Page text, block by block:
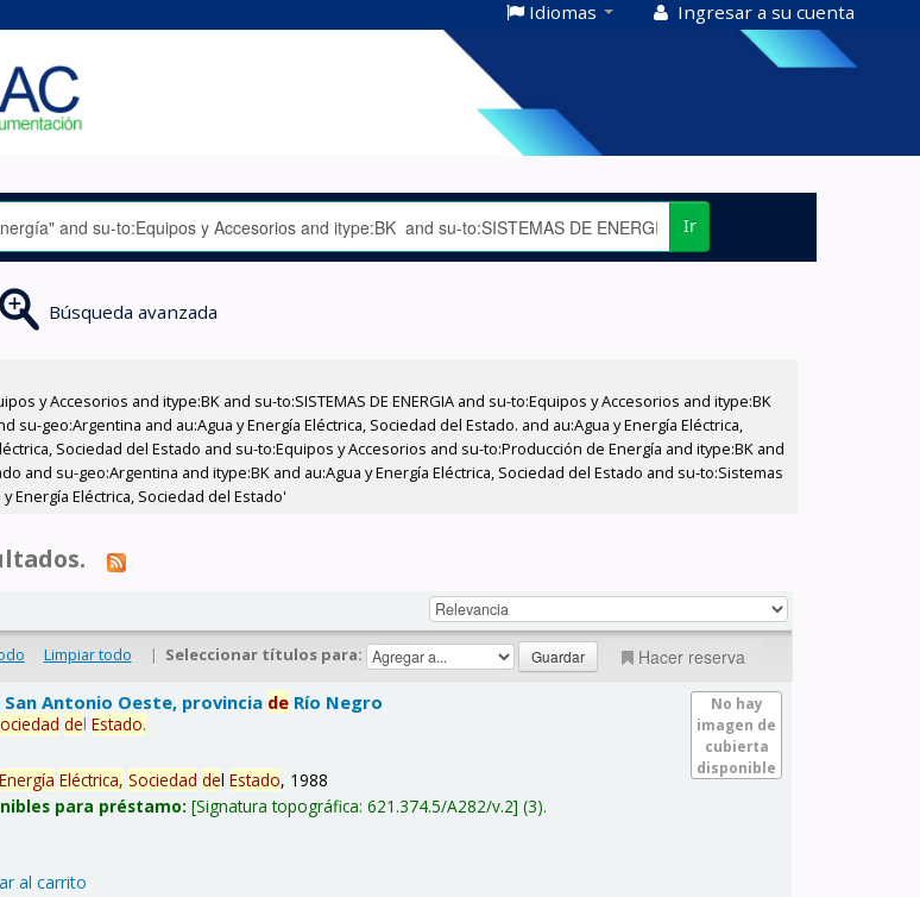
Idiomas Ingresar a su cuenta
Ir
Búsqueda avanzada
y Accesorios and itype:BK and su-to:SISTEMAS DE ENERGIA and su-to:Equipos y Accesorios and itype:BK
geo:Argentina and au:Agua y Energía Eléctrica, Sociedad del Estado. and au:Agua y Energía Eléctrica,
Sociedad del Estado and su-to:Equipos y Accesorios and su-to:Producción de Energía and itype:BK and
and su-geo:Argentina and itype:BK and au:Agua y Energía Eléctrica, Sociedad del Estado and su-to:Sistemas
Energía Eléctrica, Sociedad del Estado'
Limpiar todo | Seleccionar títulos para: Hacer reserva
No hay
imagen de
cubierta
disponible
Antonio Oeste, provincia de Río Negro
delEstado.
Energía Eléctrica, Sociedad delEstado, 1988
para préstamo: Signatura topográfica:621.374.5/A282/v.2 (3).
al carrito